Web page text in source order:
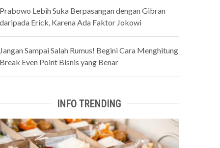
Lebih Suka Berpasangan dengan Gibran
Erick, Karena Ada Faktor Jokowi
Sampai Salah Rumus! Begini Cara Menghitung
Even Point Bisnis yang Benar
INFO TRENDING